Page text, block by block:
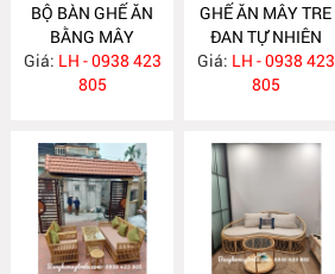
BỘ BÀN GHẾ ĂN
BẰNG MÂY
MA782
Giá: LH - 0938 423
805
GHẾ ĂN MÂY TRE
ĐAN TỰ NHIÊN
MA781
Giá: LH - 0938 423
805